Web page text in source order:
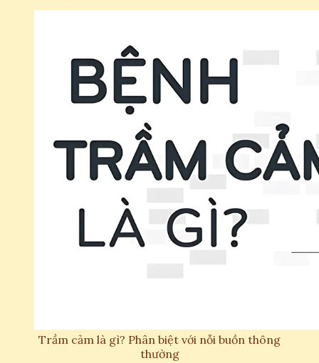
Trầm cảm là gì? Phân biệt với nỗi buồn thông
thường